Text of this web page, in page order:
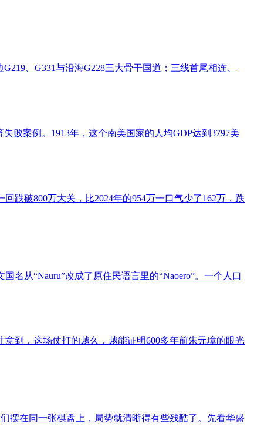
、G331与沿海G228三大骨干国道；三线首尾相连、
败案例。1913年，这个南美国家的人均GDP达到3797美
跌破800万大关，比2024年的954万一口气少了162万，跌
名从“Nauru”改成了原住民语言里的“Naoero”。一个人口
到，这场仗打的越久，越能证明600多年前朱元璋的眼光
摆在同一张棋盘上，局势就清晰得有些残酷了。先看华盛